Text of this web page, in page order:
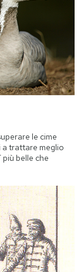
le cime
a trattare meglio
belle che